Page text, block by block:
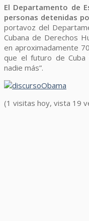
El Departamento de
personas detenidas
portavoz del
Cubana de Derechos
en aproximadamente
que el futuro de Cuba
nadie más”.
(1 visitas hoy, vista 19